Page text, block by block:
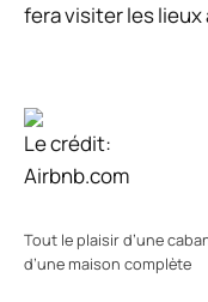
fera visiter les lieux
Le crédit:
Airbnb.com
Tout le plaisir d’une
d’une maison complète